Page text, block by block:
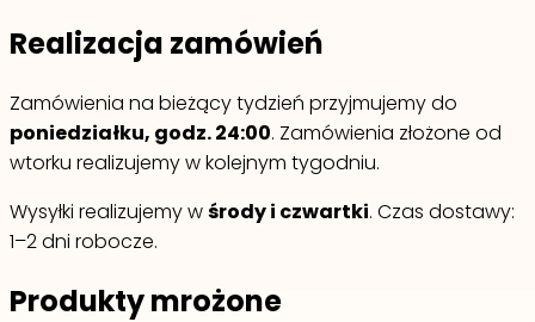
Realizacja zamówień
Zamówienia na bieżący tydzień przyjmujemy do
poniedziałku, godz. 24:00. Zamówienia złożone od
wtorku realizujemy w kolejnym tygodniu.
Wysyłki realizujemy wśrody i czwartki. Czas dostawy:
1–2 dni robocze.
Produkty mrożone